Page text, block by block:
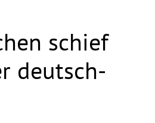
schief
deutsch-